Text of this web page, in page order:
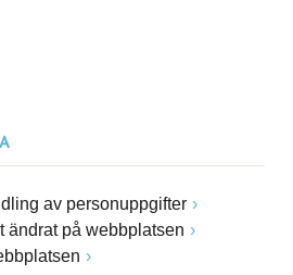
av personuppgifter
ändrat på webbplatsen